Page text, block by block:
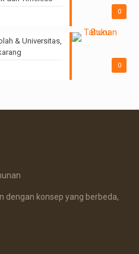
0
0
& Universitas,
dengan konsep yang berbeda,